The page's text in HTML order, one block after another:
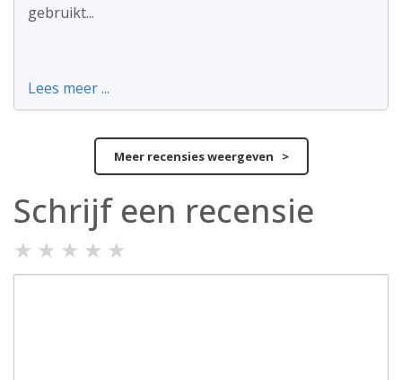
gebruikt...
Lees meer ...
Meer recensies weergeven >
Schrijf een recensie
★ ★ ★ ★ ★